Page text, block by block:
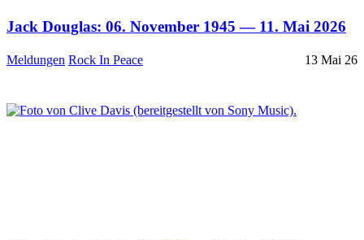
Jack Douglas: 06. November 1945 — 11. Mai 2026
Meldungen Rock In Peace 13 Mai 26